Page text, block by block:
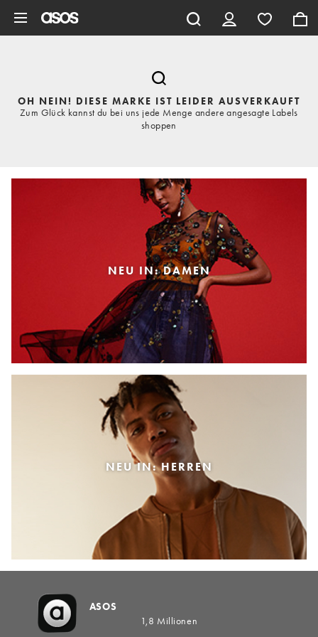
OH NEIN! DIESE MARKE IST LEIDER AUSVERKAUFT
Zum Glück kannst du bei uns jede Menge andere angesagte Labels
shoppen
NEU IN: DAMEN
NEU IN: HERREN
ASOS
1,8 Millionen